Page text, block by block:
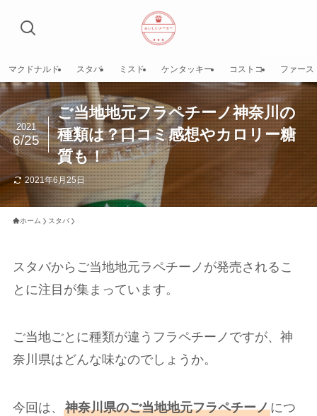
マクドナルド スタバ ミスド ケンタッキー コストコ ファース
ご当地地元フラペチーノ神奈川の
種類は？口コミ感想やカロリー糖
質も！
2021
6/25
2021年6月25日
ホーム スタバ
スタバからご当地地元ラペチーノが発売されるこ
とに注目が集まっています。
ご当地ごとに種類が違うフラペチーノですが、神
奈川県はどんな味なのでしょうか。
今回は、 神奈川県のご当地地元フラペチーノにつ